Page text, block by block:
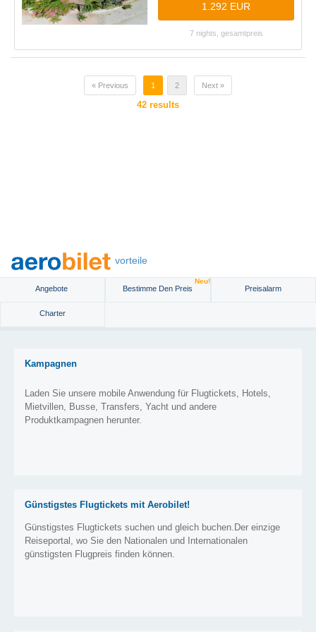
1.292 EUR
7 nights, gesamtpreis
« Previous 1 2 Next »
42 results
vorteile
Angebote Bestimme Den Preis
Neu!
Preisalarm
Charter
Kampagnen
Laden Sie unsere mobile Anwendung für Flugtickets, Hotels,
Mietvillen, Busse, Transfers, Yacht und andere
Produktkampagnen herunter.
Günstigstes Flugtickets mit Aerobilet!
Günstigstes Flugtickets suchen und gleich buchen.Der einzige
Reiseportal, wo Sie den Nationalen und Internationalen
günstigsten Flugpreis finden können.